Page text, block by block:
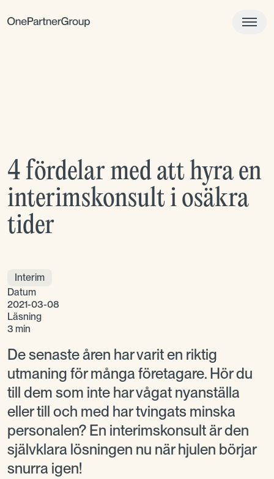
4 fördelar med att hyra en
interimskonsult i osäkra
tider
Interim
Datum
2021-03-08
Läsning
3 min
De senaste åren har varit en riktig
utmaning för många företagare. Hör du
till dem som inte har vågat nyanställa
eller till och med har tvingats minska
personalen? En interimskonsult är den
självklara lösningen nu när hjulen börjar
snurra igen!